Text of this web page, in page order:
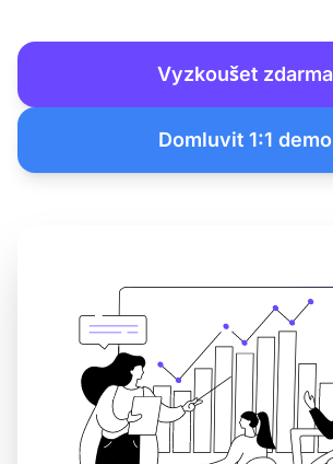
Vyzkoušet zdarma
Domluvit 1:1 demo